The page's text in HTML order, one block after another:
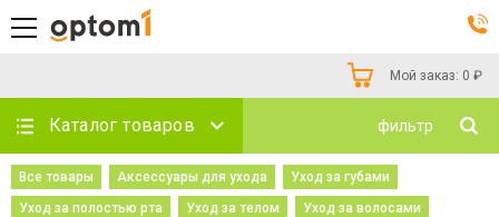
Мой заказ: 0 ₽
Каталог товаров фильтр
Все товары Аксессуары для ухода
Уход за губами
Уход за полостью рта
Уход за телом
Уход за волосами